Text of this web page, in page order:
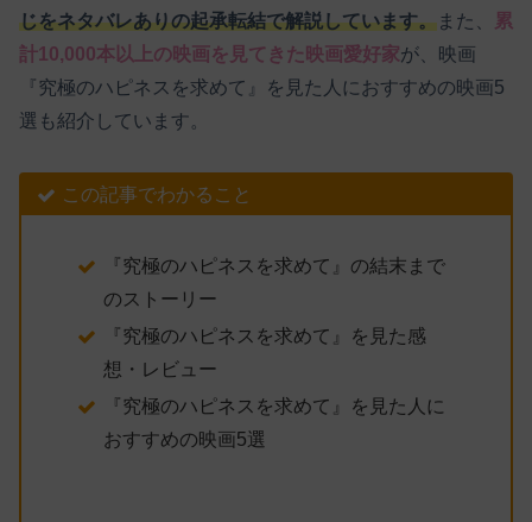
じをネタバレありの起承転結で解説しています。 また、
累
計10,000本以上の映画を見てきた映画愛好家が、映画
『究極のハピネスを求めて』を見た人におすすめの映画5
選も紹介しています。
この記事でわかること
『究極のハピネスを求めて』の結末まで
のストーリー
『究極のハピネスを求めて』を見た感
想・レビュー
『究極のハピネスを求めて』を見た人に
おすすめの映画5選